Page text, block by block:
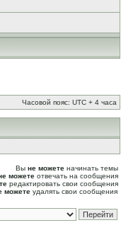
Часовой пояс: UTC + 4 часа
Вы не можете начинать темы
можете отвечать на сообщения
редактировать свои сообщения
можете удалять свои сообщения